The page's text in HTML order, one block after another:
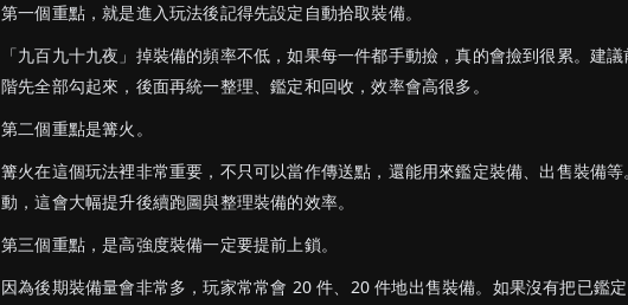
第一個重點，就是進入玩法後記得先設定自動拾取裝備。
「九百九十九夜」掉裝備的頻率不低，如果每一件都手動撿，真的會撿到很累。建
階先全部勾起來，後面再統一整理、鑑定和回收，效率會高很多。
第二個重點是篝火。
篝火在這個玩法裡非常重要，不只可以當作傳送點，還能用來鑑定裝備、出售裝備
動，這會大幅提升後續跑圖與整理裝備的效率。
第三個重點，是高強度裝備一定要提前上鎖。
因為後期裝備量會非常多，玩家常常會 20 件、20 件地出售裝備。如果沒有把已鑑